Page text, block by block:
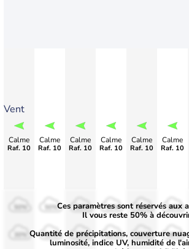
Vent
Calme
Raf. 10
Calme
Raf. 10
Calme
Raf. 10
Calme
Raf. 10
Calme
Raf. 10
Calme
Raf. 10
50%
30%
50%
30%
50%
30%
50%
30%
50%
30%
Ces paramètres sont réservés aux
Il vous reste 50% à
Quantité de précipitations, couverture
luminosité, indice UV, humidité de